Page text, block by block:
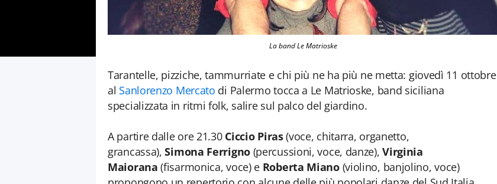
La band Le Matrioske
Tarantelle, pizziche, tammurriate e chi più ne ha più ne metta: giovedì 11 ottobre
al Sanlorenzo Mercato di Palermo tocca a Le Matrioske, band siciliana
specializzata in ritmi folk, salire sul palco del giardino.
A partire dalle ore 21.30 Ciccio Piras(voce, chitarra, organetto,
grancassa),Simona Ferrigno (percussioni, voce, danze),Virginia
Maiorana(fisarmonica, voce) e Roberta Miano (violino, banjolino, voce)